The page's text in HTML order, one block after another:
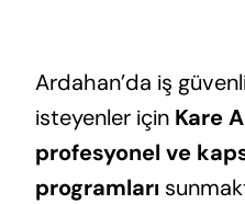
Ardahan’da iş
isteyenler için Kare
profesyonel ve
programları